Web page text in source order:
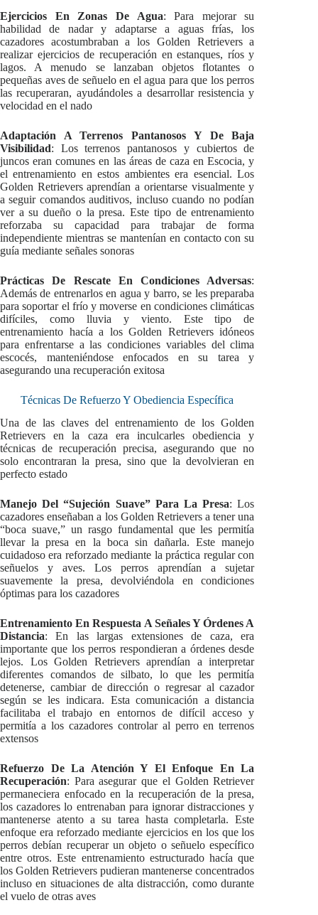
Ejercicios En Zonas De Agua: Para mejorar su
habilidad de nadar y adaptarse a aguas frías, los
cazadores acostumbraban a los Golden Retrievers a
realizar ejercicios de recuperación en estanques, ríos y
lagos. A menudo se lanzaban objetos flotantes o
pequeñas aves de señuelo en el agua para que los perros
las recuperaran, ayudándoles a desarrollar resistencia y
velocidad en el nado
Adaptación A Terrenos Pantanosos Y De Baja
Visibilidad: Los terrenos pantanosos y cubiertos de
juncos eran comunes en las áreas de caza en Escocia, y
el entrenamiento en estos ambientes era esencial. Los
Golden Retrievers aprendían a orientarse visualmente y
a seguir comandos auditivos, incluso cuando no podían
ver a su dueño o la presa. Este tipo de entrenamiento
reforzaba su capacidad para trabajar de forma
independiente mientras se mantenían en contacto con su
guía mediante señales sonoras
Prácticas De Rescate En Condiciones Adversas:
Además de entrenarlos en agua y barro, se les preparaba
para soportar el frío y moverse en condiciones climáticas
difíciles, como lluvia y viento. Este tipo de
entrenamiento hacía a los Golden Retrievers idóneos
para enfrentarse a las condiciones variables del clima
escocés, manteniéndose enfocados en su tarea y
asegurando una recuperación exitosa
Técnicas De Refuerzo Y Obediencia Específica
Una de las claves del entrenamiento de los Golden
Retrievers en la caza era inculcarles obediencia y
técnicas de recuperación precisa, asegurando que no
solo encontraran la presa, sino que la devolvieran en
perfecto estado
Manejo Del “Sujeción Suave” Para La Presa: Los
cazadores enseñaban a los Golden Retrievers a tener una
“boca suave,” un rasgo fundamental que les permitía
llevar la presa en la boca sin dañarla. Este manejo
cuidadoso era reforzado mediante la práctica regular con
señuelos y aves. Los perros aprendían a sujetar
suavemente la presa, devolviéndola en condiciones
óptimas para los cazadores
Entrenamiento En Respuesta A Señales Y Órdenes A
Distancia: En las largas extensiones de caza, era
importante que los perros respondieran a órdenes desde
lejos. Los Golden Retrievers aprendían a interpretar
diferentes comandos de silbato, lo que les permitía
detenerse, cambiar de dirección o regresar al cazador
según se les indicara. Esta comunicación a distancia
facilitaba el trabajo en entornos de difícil acceso y
permitía a los cazadores controlar al perro en terrenos
extensos
Refuerzo De La Atención Y El Enfoque En La
Recuperación: Para asegurar que el Golden Retriever
permaneciera enfocado en la recuperación de la presa,
los cazadores lo entrenaban para ignorar distracciones y
mantenerse atento a su tarea hasta completarla. Este
enfoque era reforzado mediante ejercicios en los que los
perros debían recuperar un objeto o señuelo específico
entre otros. Este entrenamiento estructurado hacía que
los Golden Retrievers pudieran mantenerse concentrados
incluso en situaciones de alta distracción, como durante
el vuelo de otras aves